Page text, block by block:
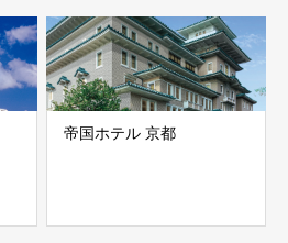
帝国ホテル 京都